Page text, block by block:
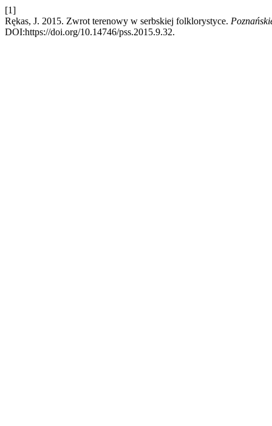
[1]
Rękas, J. 2015. Zwrot terenowy w serbskiej folklorystyce.
DOI:https://doi.org/10.14746/pss.2015.9.32.